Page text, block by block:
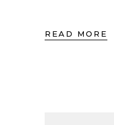
READ MORE